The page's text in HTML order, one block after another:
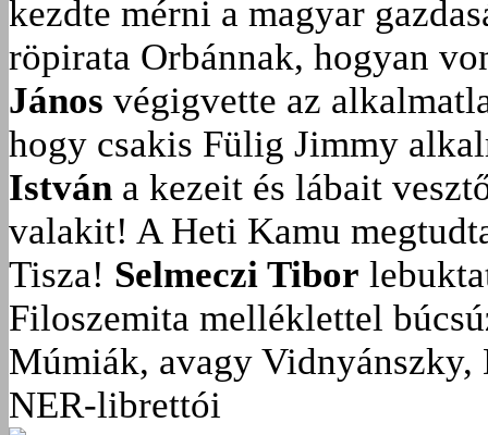
kezdte mérni a magyar
röpirata Orbánnak, hogyan
János végigvette az
hogy csakis Fülig Jimmy
István a kezeit és lábait
valakit! A Heti Kamu
Tisza! Selmeczi Tibor
Filoszemita melléklettel
Múmiák, avagy Vidnyánszky,
NER-librettói